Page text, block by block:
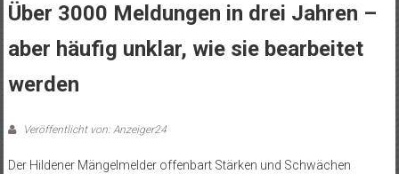
Über 3000 Meldungen in drei Jahren –
aber häufig unklar, wie sie bearbeitet
werden
Veröffentlicht von: Anzeiger24
Der Hildener Mängelmelder offenbart Stärken und Schwächen